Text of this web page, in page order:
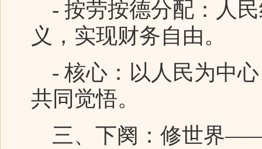
- 按劳按德分配：人
义，实现财务自由。
- 核心：以人民为中
共同觉悟。
三、下阕：修世界